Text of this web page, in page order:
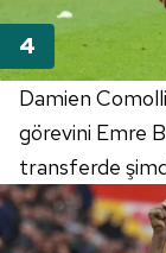
Damien
görevini Emre
transferde